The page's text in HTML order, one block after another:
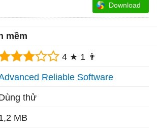
Download
mềm
4 ★ 1 👨
Reliable Software
thử
MB